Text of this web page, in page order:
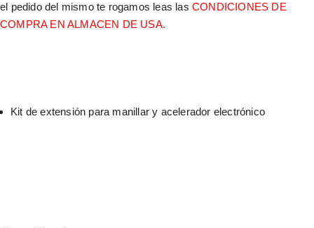
cantidad
el pedido del mismo te rogamos leas las CONDICIONES DE
COMPRA EN ALMACEN DE USA.
Kit de extensión para manillar y acelerador electrónico